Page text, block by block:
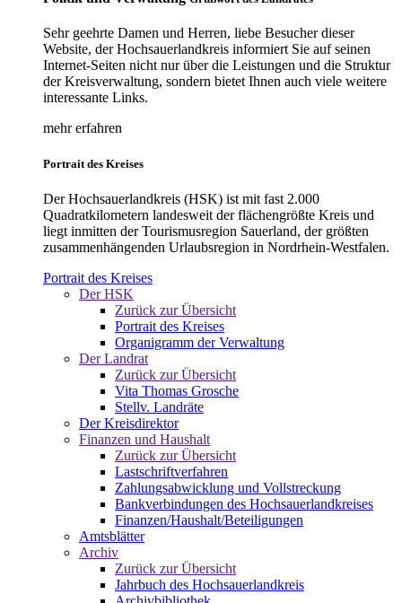
Sehr geehrte Damen und Herren, liebe Besucher dieser
Website, der Hochsauerlandkreis informiert Sie auf seinen
Internet-Seiten nicht nur über die Leistungen und die Struktur
der Kreisverwaltung, sondern bietet Ihnen auch viele weitere
interessante Links.
mehr erfahren
Portrait des Kreises
Der Hochsauerlandkreis (HSK) ist mit fast 2.000
Quadratkilometern landesweit der flächengrößte Kreis und
liegt inmitten der Tourismusregion Sauerland, der größten
zusammenhängenden Urlaubsregion in Nordrhein-Westfalen.
Portrait des Kreises
Der HSK
Zurück zur Übersicht
Portrait des Kreises
Organigramm der Verwaltung
Der Landrat
Zurück zur Übersicht
Vita Thomas Grosche
Stellv. Landräte
Der Kreisdirektor
Finanzen und Haushalt
Zurück zur Übersicht
Lastschriftverfahren
Zahlungsabwicklung und Vollstreckung
Bankverbindungen des Hochsauerlandkreises
Finanzen/Haushalt/Beteiligungen
Amtsblätter
Archiv
Zurück zur Übersicht
Jahrbuch des Hochsauerlandkreis